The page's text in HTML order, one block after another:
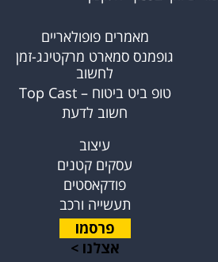
מאמרים פופולאריים
גופמנס סמארט מרקטינג-זמן
לחשוב
טופ ביט ביטוח – Top Cast
חשוב לדעת
עיצוב
עסקים קטנים
פודקאסטים
תעשייה ורכב
פרסמו
אצלנו >